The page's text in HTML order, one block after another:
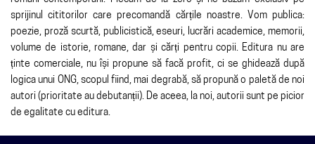
sprijinul cititorilor care precomandă cărțile noastre. Vom publica:
poezie, proză scurtă, publicistică, eseuri, lucrări academice, memorii,
volume de istorie, romane, dar și cărți pentru copii. Editura nu are
ținte comerciale, nu își propune să facă profit, ci se ghidează după
logica unui ONG, scopul fiind, mai degrabă, să propună o paletă de noi
autori (prioritate au debutanții). De aceea, la noi, autorii sunt pe picior
de egalitate cu editura.